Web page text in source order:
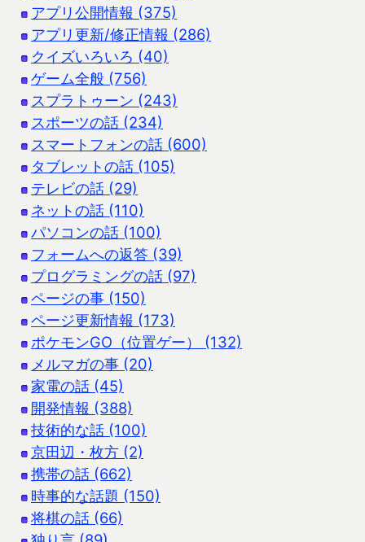
アプリ公開情報 (375)
アプリ更新/修正情報 (286)
クイズいろいろ (40)
ゲーム全般 (756)
スプラトゥーン (243)
スポーツの話 (234)
スマートフォンの話 (600)
タブレットの話 (105)
テレビの話 (29)
ネットの話 (110)
パソコンの話 (100)
フォームへの返答 (39)
プログラミングの話 (97)
ページの事 (150)
ページ更新情報 (173)
ポケモンGO（位置ゲー） (132)
メルマガの事 (20)
家電の話 (45)
開発情報 (388)
技術的な話 (100)
京田辺・枚方 (2)
携帯の話 (662)
時事的な話題 (150)
将棋の話 (66)